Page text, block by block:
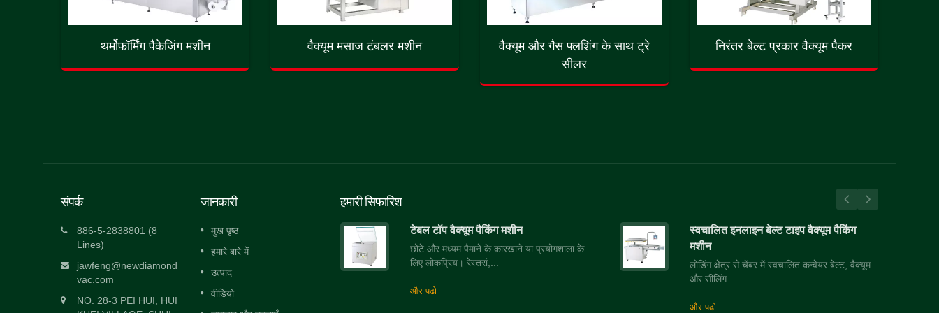
थर्मोफॉर्मिंग पैकेजिंग मशीन वैक्यूम मसाज टंबलर मशीन
वैक्यूम और गैस फ्लशिंग के साथ ट्रे
सीलर
निरंतर बेल्ट प्रकार वैक्यूम पैकर
संपर्क
886-5-2838801 (8
Lines)
jawfeng@newdiamond
vac.com
NO. 28-3 PEI HUI, HUI
जानकारी
मुख पृष्ठ
हमारे बारे में
उत्पाद
वीडियो
हमारी सिफारिश
स्वचालित हेवी ड्यूटी डबल चेंबर वैक्यूम पैकिंग
दो वैक्यूम चेंबर कॉन्फ़िगरेशन एक ऑपरेटर के लिए
वैकल्पिक संचालन की अनुमति...
और पढो
टेबल टॉप वैक्यूम पैकिंग मशीन
छोटे और मध्यम पैमाने के कारखाने या प्रयोगशाला के
लिए लोकप्रिय। रेस्तरां,...
और पढो
स्वचालित इनलाइन बेल्ट टाइप वैक्यूम पैकिंग
मशीन
लोडिंग क्षेत्र से चेंबर में स्वचालित कन्वेयर बेल्ट, वैक्यूम
और सीलिंग...
और पढो